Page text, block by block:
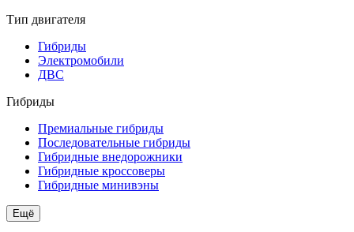
Тип двигателя
Гибриды
Электромобили
ДВС
Гибриды
Премиальные гибриды
Последовательные гибриды
Гибридные внедорожники
Гибридные кроссоверы
Гибридные минивэны
Ещё